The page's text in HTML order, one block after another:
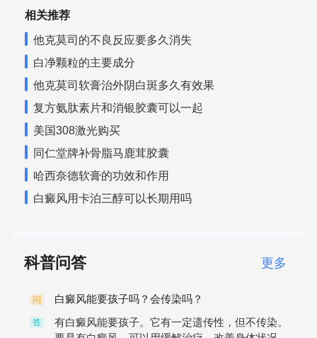
相关推荐
他克莫司的不良反应要多久消失
白净颗粒的主要成分
他克莫司软膏治外阴白斑多久有效果
复方氨肽素片和消银胶囊可以一起
美国308激光购买
同仁堂牌补骨脂马鹿茸胶囊
哈西奈德软膏的功效和作用
白癜风用卡泊三醇可以长期用吗
科普问答 更多
问 白癜风能要孩子吗？会传染吗？
答
有白癜风能要孩子。它有一定遗传性，但不传染。